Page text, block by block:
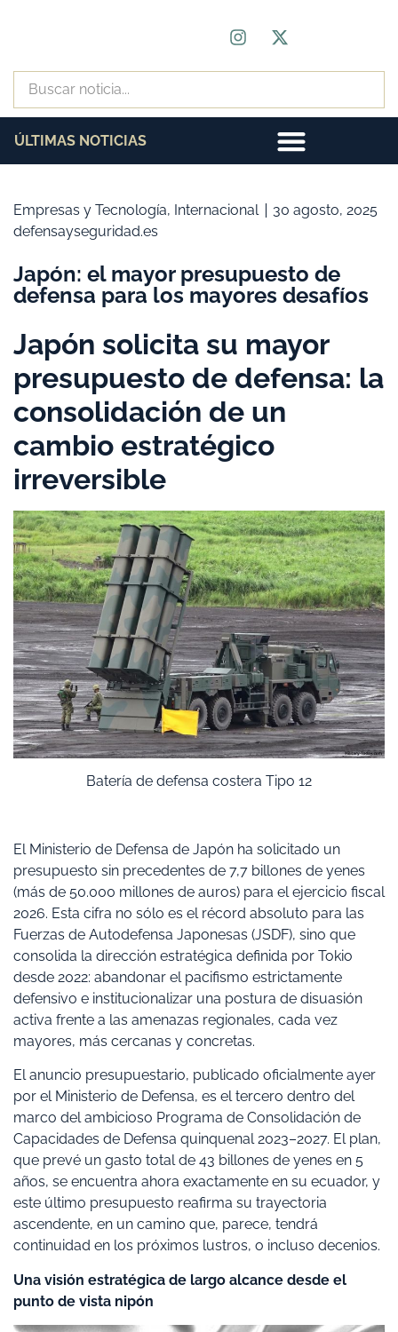
ÚLTIMAS NOTICIAS
Empresas y Tecnología, Internacional
30 agosto, 2025
defensayseguridad.es
Japón: el mayor presupuesto de
defensa para los mayores desafíos
Japón solicita su mayor
presupuesto de defensa: la
consolidación de un
cambio estratégico
irreversible
Batería de defensa costera Tipo 12
El Ministerio de Defensa de Japón ha solicitado un
presupuesto sin precedentes de 7,7 billones de yenes
(más de 50.000 millones de auros) para el ejercicio fiscal
2026. Esta cifra no sólo es el récord absoluto para las
Fuerzas de Autodefensa Japonesas (JSDF), sino que
consolida la dirección estratégica definida por Tokio
desde 2022: abandonar el pacifismo estrictamente
defensivo e institucionalizar una postura de disuasión
activa frente a las amenazas regionales, cada vez
mayores, más cercanas y concretas.
El anuncio presupuestario, publicado oficialmente ayer
por el Ministerio de Defensa, es el tercero dentro del
marco del ambicioso Programa de Consolidación de
Capacidades de Defensa quinquenal 2023–2027. El plan,
que prevé un gasto total de 43 billones de yenes en 5
años, se encuentra ahora exactamente en su ecuador, y
este último presupuesto reafirma su trayectoria
ascendente, en un camino que, parece, tendrá
continuidad en los próximos lustros, o incluso decenios.
Una visión estratégica de largo alcance desde el
punto de vista nipón